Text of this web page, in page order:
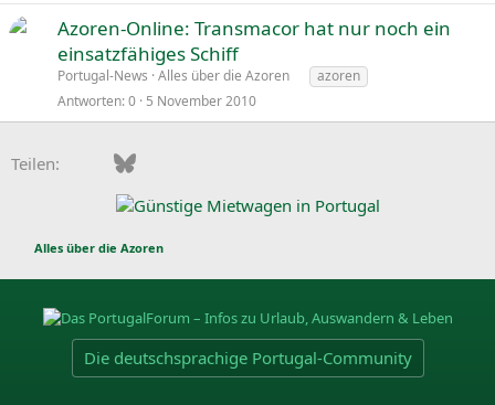
Azoren-Online: Transmacor hat nur noch ein
einsatzfähiges Schiff
Portugal-News Alles über die Azoren
azoren
Antworten 0 5 November 2010
Teilen: FacebookBluesky
Alles über die Azoren
Die deutschsprachige Portugal-Community